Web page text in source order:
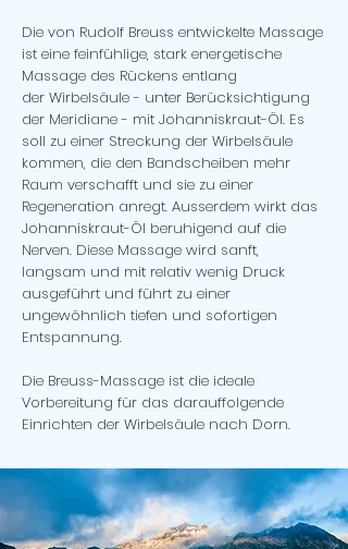
Die von Rudolf Breuss entwickelte Massage
ist eine feinfühlige, stark energetische
Massage des Rückens entlang
der Wirbelsäule- unter Berücksichtigung
der Meridiane- mit Johanniskraut-Öl. Es
soll zu einer Streckung der Wirbelsäule
kommen, die den Bandscheiben mehr
Raum verschafft und sie zu einer
Regeneration anregt. Ausserdem wirkt das
Johanniskraut-Öl beruhigend auf die
Nerven. Diese Massage wird sanft,
langsam und mit relativ wenig Druck
ausgeführt und führt zu einer
ungewöhnlich tiefen und sofortigen
Entspannung.
Die Breuss-Massage ist die ideale
Vorbereitung für das darauffolgende
Einrichten der Wirbelsäule nach Dorn.